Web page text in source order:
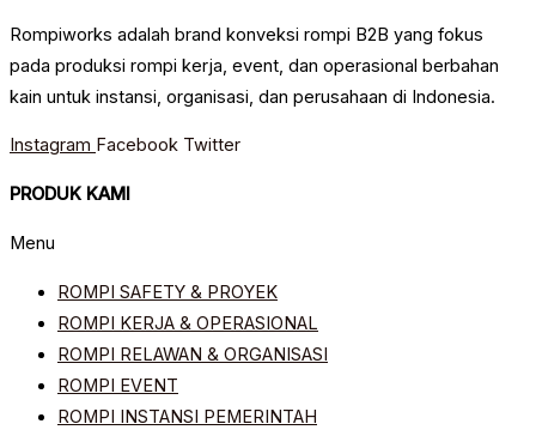
Rompiworks adalah brand konveksi rompi B2B yang fokus
pada produksi rompi kerja, event, dan operasional berbahan
kain untuk instansi, organisasi, dan perusahaan di Indonesia.
Instagram Facebook Twitter
PRODUK KAMI
Menu
ROMPI SAFETY & PROYEK
ROMPI KERJA & OPERASIONAL
ROMPI RELAWAN & ORGANISASI
ROMPI EVENT
ROMPI INSTANSI PEMERINTAH